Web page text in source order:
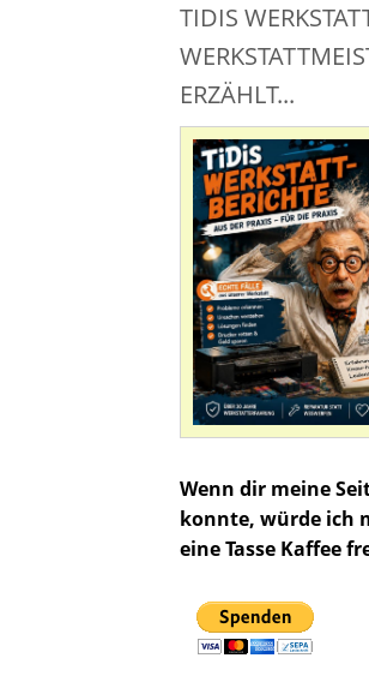
TIDIS
ERZÄHLT...
Wenn dir meine
konnte, würde ich
eine Tasse Kaffee